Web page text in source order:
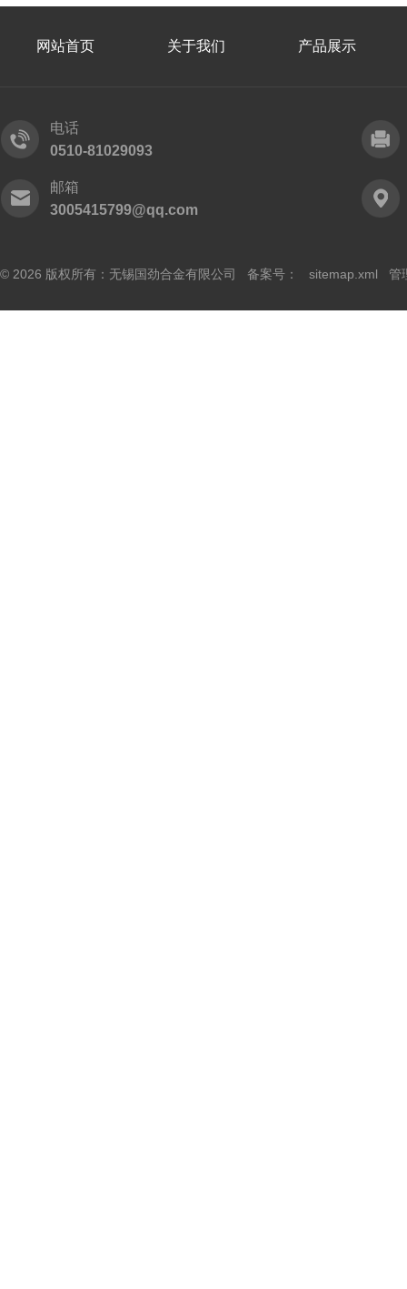
网站首页 关于我们 产品展示
电话
0510-81029093
邮箱
3005415799@qq.com
© 2026 版权所有：无锡国劲合金有限公司 备案号： sitemap.xml 管